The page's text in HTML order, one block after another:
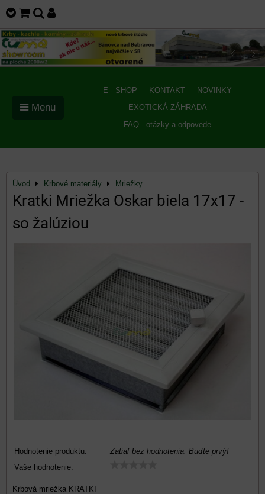
E - SHOP KONTAKT
NOVINKY
EXOTICKÁ ZÁHRADA
FAQ - otázky a odpovede
Menu
Úvod Krbové materiály Mriežky
Kratki Mriežka Oskar biela 17x17 -
so žalúziou
Hodnotenie produktu:
Zatiaľ bez hodnotenia. Buďte prvý!
Vaše hodnotenie:
Krbová mriežka KRATKI